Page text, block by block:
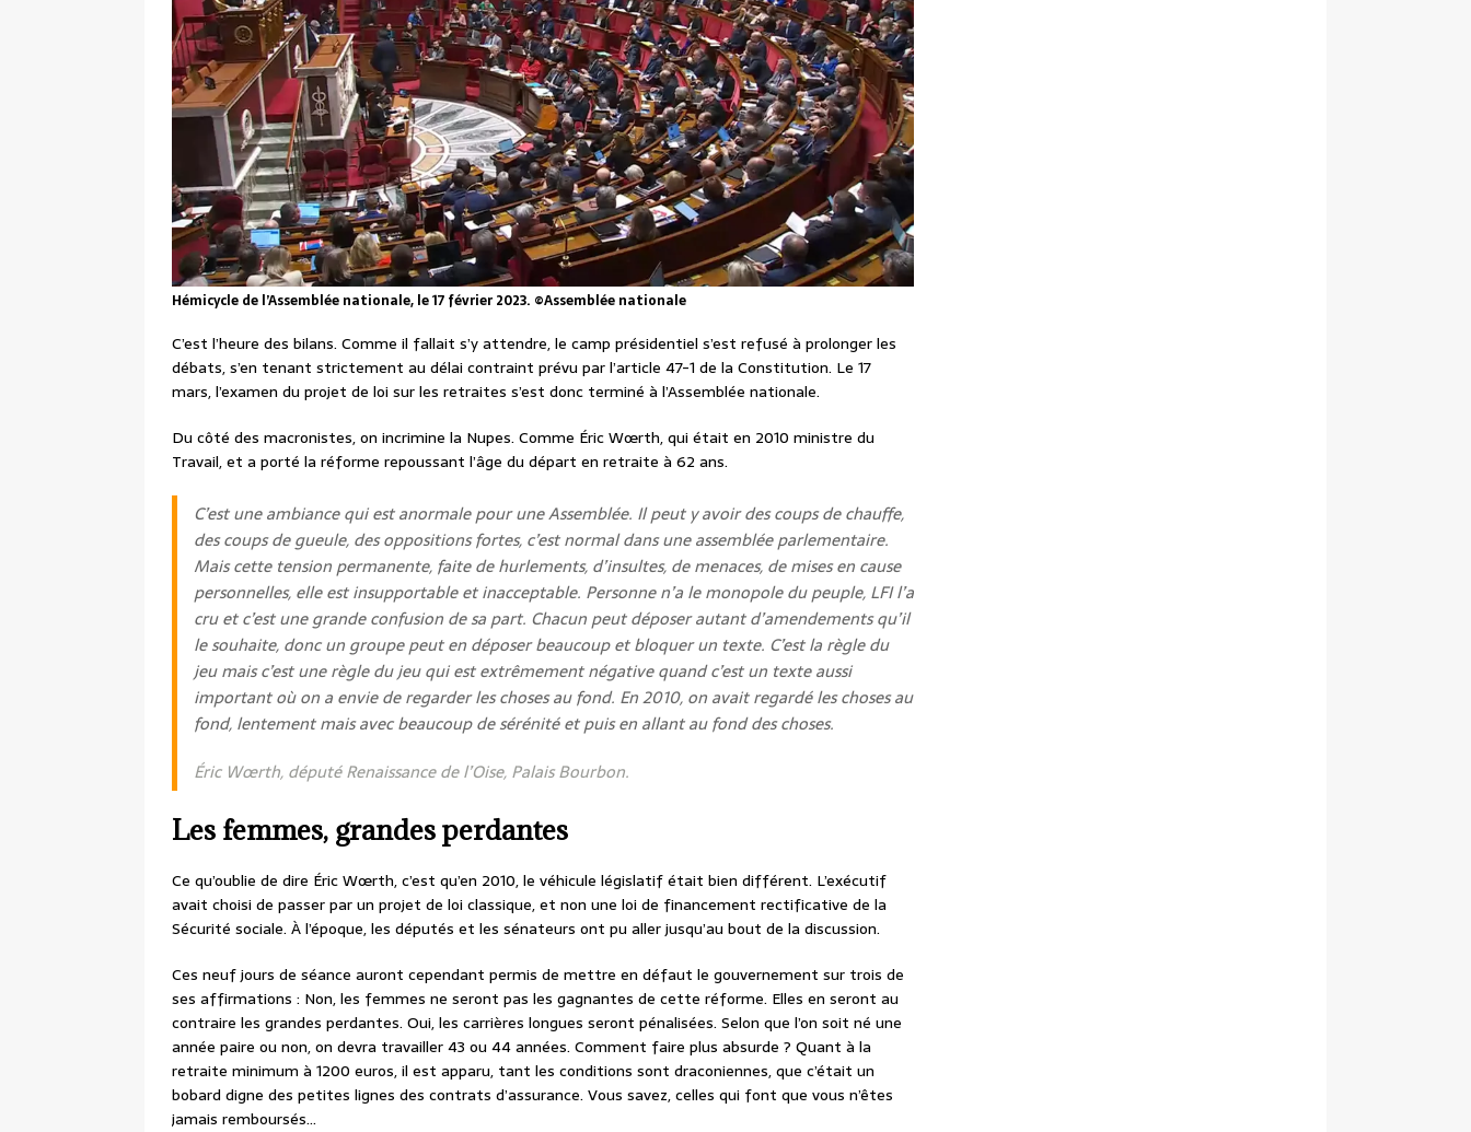
Hémicycle de l’Assemblée nationale, le 17 février 2023. ©Assemblée nationale
C’est l’heure des bilans. Comme il fallait s’y attendre, le camp présidentiel s’est refusé à prolonger les
débats, s’en tenant strictement au délai contraint prévu par l’article 47-1 de la Constitution. Le 17
mars, l’examen du projet de loi sur les retraites s’est donc terminé à l’Assemblée nationale.
Du côté des macronistes, on incrimine la Nupes. Comme Éric Wœrth, qui était en 2010 ministre du
Travail, et a porté la réforme repoussant l’âge du départ en retraite à 62 ans.
C’est une ambiance qui est anormale pour une Assemblée. Il peut y avoir des coups de chauffe,
des coups de gueule, des oppositions fortes, c’est normal dans une assemblée parlementaire.
Mais cette tension permanente, faite de hurlements, d’insultes, de menaces, de mises en cause
personnelles, elle est insupportable et inacceptable. Personne n’a le monopole du peuple, LFI l’a
cru et c’est une grande confusion de sa part. Chacun peut déposer autant d’amendements qu’il
le souhaite, donc un groupe peut en déposer beaucoup et bloquer un texte. C’est la règle du
jeu mais c’est une règle du jeu qui est extrêmement négative quand c’est un texte aussi
important où on a envie de regarder les choses au fond. En 2010, on avait regardé les choses au
fond, lentement mais avec beaucoup de sérénité et puis en allant au fond des choses.
Éric Wœrth, député Renaissance de l’Oise, Palais Bourbon.
Les femmes, grandes perdantes
Ce qu’oublie de dire Éric Wœrth, c’est qu’en 2010, le véhicule législatif était bien différent. L’exécutif
avait choisi de passer par un projet de loi classique, et non une loi de financement rectificative de la
Sécurité sociale. À l’époque, les députés et les sénateurs ont pu aller jusqu’au bout de la discussion.
Ces neuf jours de séance auront cependant permis de mettre en défaut le gouvernement sur trois de
ses affirmations : Non, les femmes ne seront pas les gagnantes de cette réforme. Elles en seront au
contraire les grandes perdantes. Oui, les carrières longues seront pénalisées. Selon que l’on soit né une
année paire ou non, on devra travailler 43 ou 44 années. Comment faire plus absurde ? Quant à la
retraite minimum à 1200 euros, il est apparu, tant les conditions sont draconiennes, que c’était un
bobard digne des petites lignes des contrats d’assurance. Vous savez, celles qui font que vous n’êtes
jamais remboursés…